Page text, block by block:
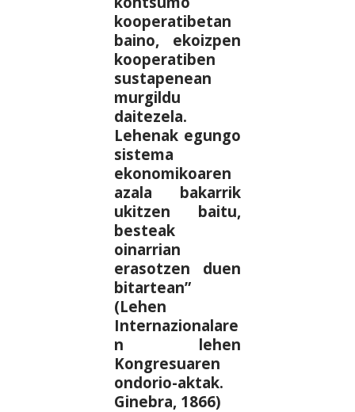
kooperatibetan
baino, ekoizpen
kooperatiben
sustapenean
murgildu
daitezela.
Lehenak egungo
sistema
ekonomikoaren
azala bakarrik
ukitzen baitu,
besteak
oinarrian
erasotzen duen
bitartean”
(Lehen
Internazionalare
n lehen
Kongresuaren
ondorio-aktak.
Ginebra, 1866)